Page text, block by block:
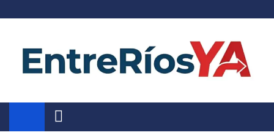
Noticias de Entre Ríos
Información de toda la provincia ahora